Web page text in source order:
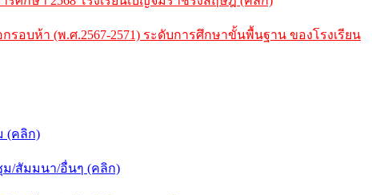
อบห้า (พ.ศ.2567-2571) ระดับการศึกษาขั้นพื้นฐาน ของโรงเรียน
(คลิก)
/สัมมนา/อื่นๆ (คลิก)